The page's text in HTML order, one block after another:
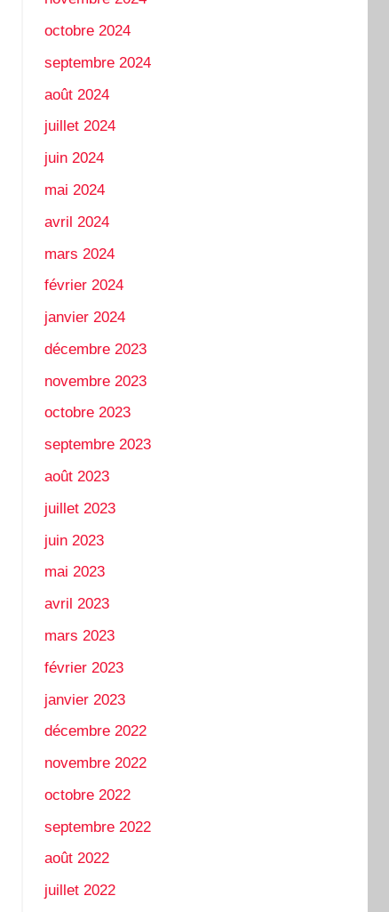
octobre 2024
septembre 2024
août 2024
juillet 2024
juin 2024
mai 2024
avril 2024
mars 2024
février 2024
janvier 2024
décembre 2023
novembre 2023
octobre 2023
septembre 2023
août 2023
juillet 2023
juin 2023
mai 2023
avril 2023
mars 2023
février 2023
janvier 2023
décembre 2022
novembre 2022
octobre 2022
septembre 2022
août 2022
juillet 2022